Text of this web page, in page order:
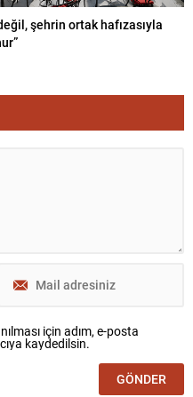
şehrin ortak hafızasıyla
için adım, e-posta
kaydedilsin.